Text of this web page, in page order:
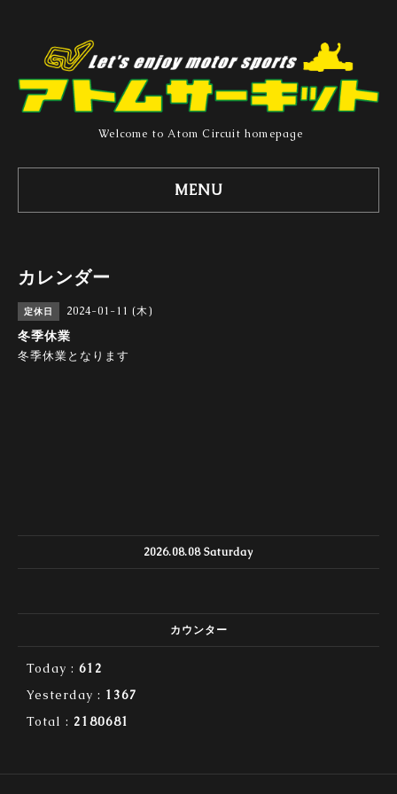
Welcome to Atom Circuit homepage
MENU
カレンダー
定休日 2024-01-11 (木)
冬季休業
冬季休業となります
2026.08.08 Saturday
カウンター
Today : 612
Yesterday : 1367
Total : 2180681